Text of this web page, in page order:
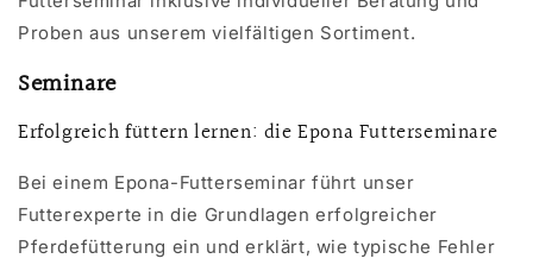
Proben aus unserem vielfältigen Sortiment.
Seminare
Erfolgreich füttern lernen: die Epona Futterseminare
Bei einem Epona-Futterseminar führt unser
Futterexperte in die Grundlagen erfolgreicher
Pferdefütterung ein und erklärt, wie typische Fehler